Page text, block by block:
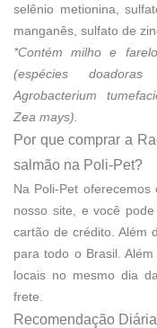
selênio metionina,
manganês, sulfato de
*Contém milho e
(espécies
Agrobacterium
Zea mays).
Por que comprar a
salmão na Poli-Pet?
Na Poli-Pet
nosso site, e você
cartão de crédito. Além
para todo o Brasil.
locais no mesmo dia
frete
Recomendação